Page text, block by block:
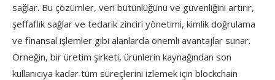
sağlar. Bu çözümler, veri bütünlüğünü ve güvenliğini artırır,
şeffaflık sağlar ve tedarik zinciri yönetimi, kimlik doğrulama
ve finansal işlemler gibi alanlarda önemli avantajlar sunar.
Örneğin, bir üretim şirketi, ürünlerin kaynağından son
kullanıcıya kadar tüm süreçlerini izlemek için blockchain